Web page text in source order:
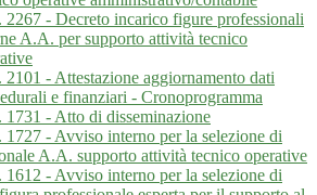
2267 - Decreto incarico figure professionali
A.A. per supporto attività tecnico
2101 - Attestazione aggiornamento dati
e finanziari - Cronoprogramma
1731 - Atto di disseminazione
1727 - Avviso interno per la selezione di
A.A. supporto attività tecnico operative
1612 - Avviso interno per la selezione di